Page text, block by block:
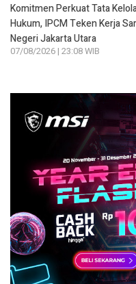
Komitmen Perkuat Tata
Hukum, IPCM Teken Kerja
Negeri Jakarta Utara
07/08/2026 | 23:08 WIB